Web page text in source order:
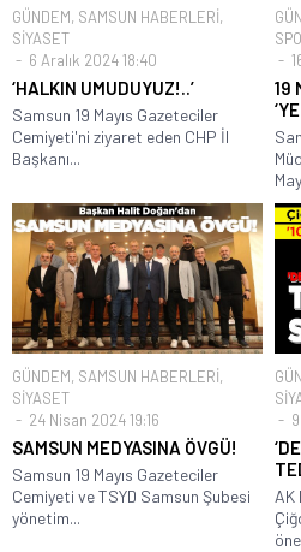
GÜNDEM, SAMSUN HABERLERİ,
SİYASET
6 Aralık 2024 18:40
‘HALKIN UMUDUYUZ!..’
Samsun 19 Mayıs Gazeteciler
Cemiyeti'ni ziyaret eden CHP İl
Başkanı...
19
GÜNDEM, SAMSUN HABERLERİ,
SİYASET
24 Nisan 2024 19:16
SAMSUN MEDYASINA ÖVGÜ!
Samsun 19 Mayıs Gazeteciler
Cemiyeti ve TSYD Samsun Şubesi
yönetim...
AK